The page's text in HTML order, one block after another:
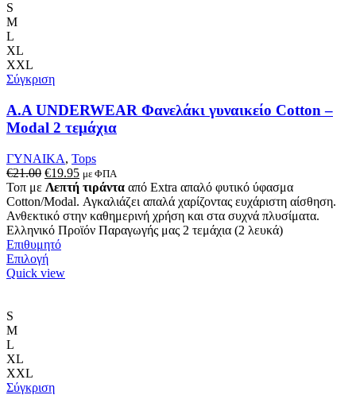
S
M
L
XL
XXL
Σύγκριση
Α.A UNDERWEAR Φανελάκι γυναικείο Cotton –
Modal 2 τεμάχια
ΓΥΝΑΙΚΑ, Tops
€21.00 Original
price
was:
€21.00.
€19.95Η
τρέχουσα
τιμή
είναι:
€19.95.
με ΦΠΑ
Τοπ με Λεπτή τιράντα από Extra απαλό φυτικό ύφασμα
Cotton/Modal. Αγκαλιάζει απαλά χαρίζοντας ευχάριστη αίσθηση.
Ανθεκτικό στην καθημερινή χρήση και στα συχνά πλυσίματα.
Ελληνικό Προϊόν Παραγωγής μας 2 τεμάχια (2 λευκά)
Επιθυμητό
ΕπιλογήΑυτό
το
να
Quick view
S
M
L
XL
XXL
Σύγκριση